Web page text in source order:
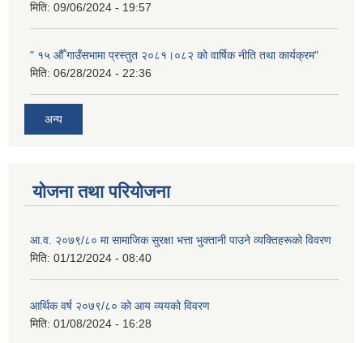
मिति: 09/06/2024 - 19:57
" १५ औँ गाउँसभामा प्रस्तुत २०८१।०८२ को वार्षिक नीति तथा कार्यक्रम"
मिति: 06/28/2024 - 22:36
अन्य
योजना तथा परियोजना
आ.व. २०७९/८० मा सामाजिक सुरक्षा भत्ता भुक्तानी पाउने व्यक्तिहरूको विवरण
मिति: 01/12/2024 - 08:40
आर्थिक वर्ष २०७९/८० को आय व्ययको विवरण
मिति: 01/08/2024 - 16:28